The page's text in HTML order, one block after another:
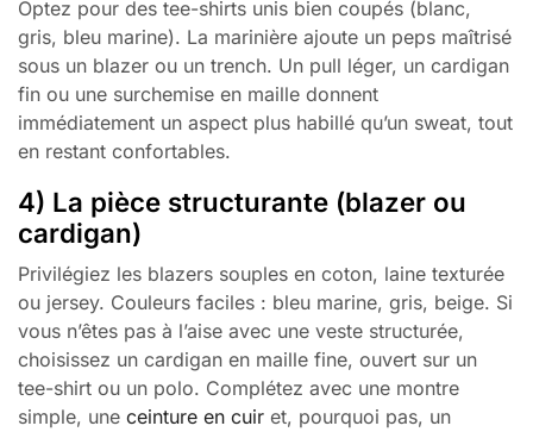
Optez pour des tee-shirts unis bien coupés (blanc,
gris, bleu marine). La marinière ajoute un peps maîtrisé
sous un blazer ou un trench. Un pull léger, un cardigan
fin ou une surchemise en maille donnent
immédiatement un aspect plus habillé qu’un sweat, tout
en restant confortables.
4) La pièce structurante (blazer ou
cardigan)
Privilégiez les blazers souples en coton, laine texturée
ou jersey. Couleurs faciles : bleu marine, gris, beige. Si
vous n’êtes pas à l’aise avec une veste structurée,
choisissez un cardigan en maille fine, ouvert sur un
tee-shirt ou un polo. Complétez avec une montre
simple, une ceinture en cuir et, pourquoi pas, un